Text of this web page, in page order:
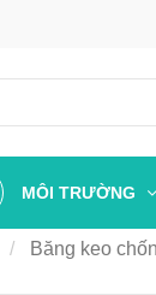
MÔI TRƯỜNG
Băng keo